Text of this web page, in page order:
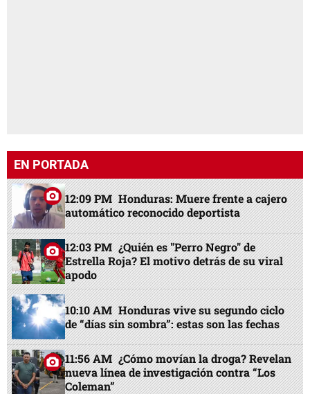
EN PORTADA
12:09 PM Honduras: Muere frente a cajero
automático reconocido deportista
12:03 PM ¿Quién es "Perro Negro" de
Estrella Roja? El motivo detrás de su viral
apodo
10:10 AM Honduras vive su segundo ciclo
de “días sin sombra”: estas son las fechas
11:56 AM ¿Cómo movían la droga? Revelan
nueva línea de investigación contra “Los
Coleman”